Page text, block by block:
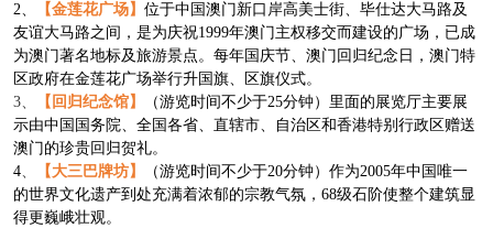
2、 【金莲花广场】 位于中国澳门 新口岸高美士街、毕仕达大马路及
友谊大马路之间，是为庆祝1999年澳门主权移交而建设的广场，已成
为澳门著名地标及旅游景点。每年国庆节、 澳门回归纪念日 ，澳门特
区政府在金莲花广场举行升国旗、区旗仪式。
3、 【回归纪念馆】 （游览时间不少于25分钟）里面的展览厅主要展
示由中国国务院、全国各省、直辖市、自治区和香港特别行政区赠送
澳门的珍贵回归贺礼。
4、 【大三巴牌坊】 （游览时间不少于20分钟）作为2005年中国唯一
的世界文化遗产到处充满着浓郁的宗教气氛，68级石阶使整个建筑显
得更巍峨壮观。